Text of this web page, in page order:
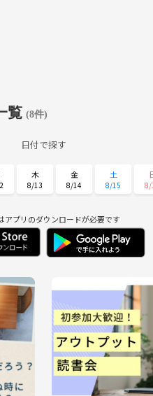
覧 (8件)
日付で探す
木
8/13
金
8/14
土
8/15 8/
8/31 9/1 9/2
アプリのダウンロードが必要です